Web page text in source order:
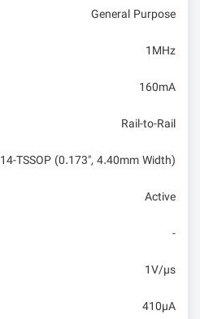
General Purpose
1MHz
160mA
Rail-to-Rail
14-TSSOP (0.173", 4.40mm Width)
Active
-
1V/µs
410µA